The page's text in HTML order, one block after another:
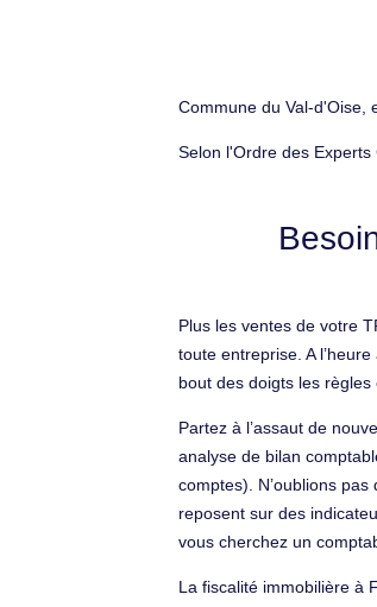
Commune du Val-d'Oise,
Selon l'Ordre des
Plus les ventes de votre
toute entreprise. A
bout des doigts les règles
Partez à l’assaut de
analyse de bilan
comptes). N’oublions
reposent sur des
vous cherchez un
La fiscalité immobilière à